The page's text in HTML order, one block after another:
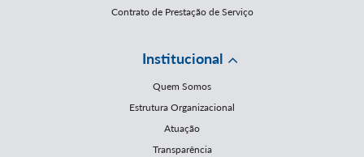
Contrato de Prestação de Serviço
Institucional
Quem Somos
Estrutura Organizacional
Atuação
Transparência